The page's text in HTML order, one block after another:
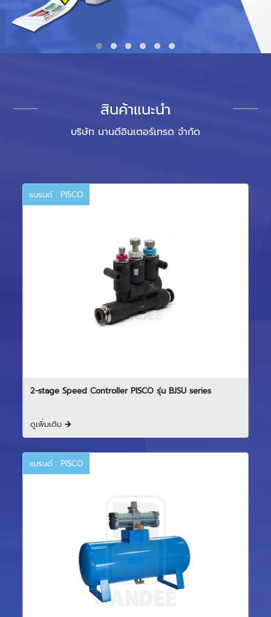
สินค้าแนะนำ
บริษัท นานดีอินเตอร์เทรด จำกัด
แบรนด์ : PISCO
2-stage Speed Controller PISCO รุ่น BJSU series
ดูเพิ่มเติม
แบรนด์ : PISCO